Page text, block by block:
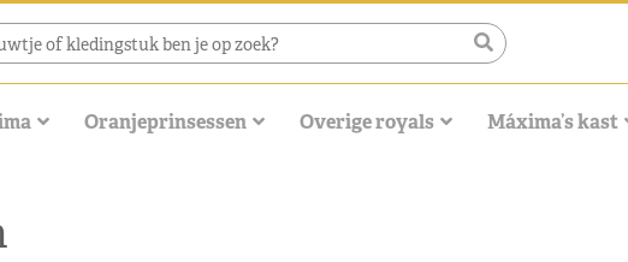
Oranjeprinsessen Overige royals Máxima’s kast